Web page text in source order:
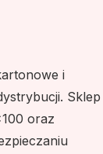
i
Sklep
oraz